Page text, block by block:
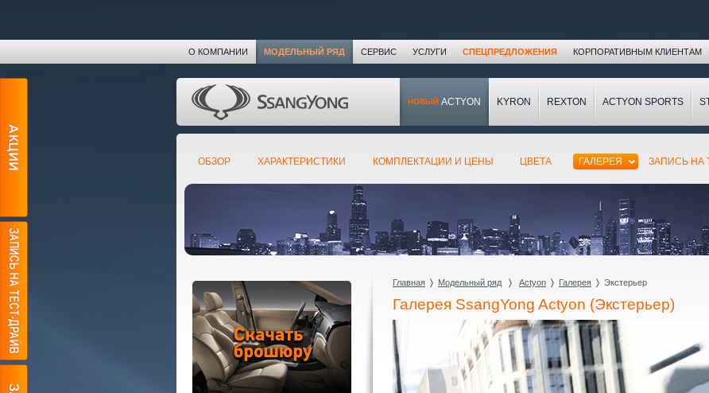
Галерея SsangYong Actyon (Экстерьер)
Главная 〉 Модельный ряд 〉 Actyon 〉 Галерея 〉 Экстерьер
ОБЗОР ХАРАКТЕРИСТИКИ КОМПЛЕКТАЦИИ И ЦЕНЫ ЦВЕТА ГАЛЕРЕЯ ЗАПИСЬ НА
О КОМПАНИИ МОДЕЛЬНЫЙ РЯД СЕРВИС УСЛУГИ СПЕЦПРЕДЛОЖЕНИЯ КОРПОРАТИВНЫМ КЛИЕНТАМ
НОВЫЙ ACTYON KYRON REXTON ACTYON SPORTS